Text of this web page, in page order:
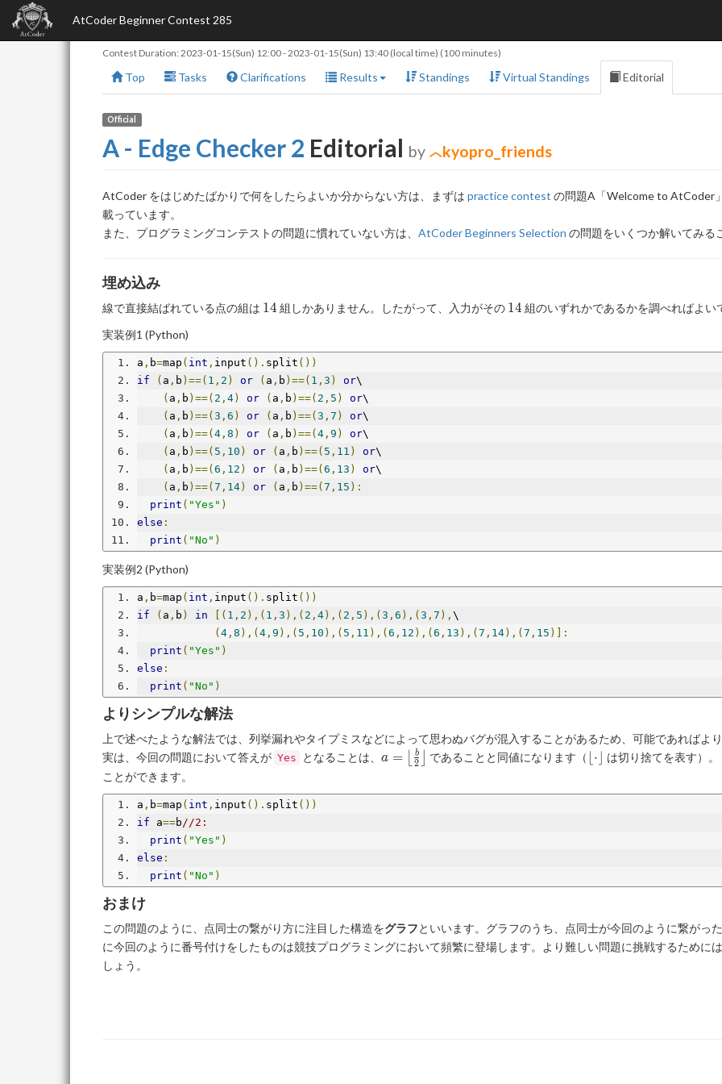
AtCoder Beginner Contest 285
Contest Duration: 2023-01-15(Sun) 12:00-2023-01-15(Sun) 13:40 (local time) (100 minutes)
Top Tasks Clarifications Results Standings Virtual Standings Editorial
Official
A - Edge Checker 2 Editorial by kyopro_friends
AtCoder をはじめたばかりで何をしたらよいか分からない方は、まずは practice contest の問題A「Welcome to AtCoder
載っています。
また、プログラミングコンテストの問題に慣れていない方は、 AtCoder Beginners Selection の問題をいくつか解いてみる
埋め込み
線で直接結ばれている点の組は 14
14 組しかありません。したがって、入力がその 14
14 組のいずれかであるかを調べればよい
実装例1 (Python)
a , b=map ( int , input (). split ())
if
( a , b )==( 1 , 2 ) or ( a , b )==( 1 , 3 ) or\
( a , b )==( 2 , 4) or ( a , b )==( 2 , 5 ) or\
( a , b )==( 3 , 6 ) or ( a , b )==( 3 , 7 ) or\
( a , b )==( 4 , 8 ) or ( a , b )==( 4 , 9 ) or\
( a , b )==( 5 , 10 ) or ( a , b )==( 5 , 11 ) or\
( a , b )==( 6 , 12 ) or ( a , b )==( 6 , 13 ) or\
( a , b )==( 7 , 14) or ( a , b )==( 7 , 15 ):
print ( "Yes" )
else :
print ( "No" )
実装例2 (Python)
a , b=map ( int , input (). split ())
if
( a , b ) in [( 1 , 2 ),( 1 , 3 ),( 2 , 4),( 2 , 5 ),( 3 , 6 ),( 3 , 7 ), \
( 4 , 8 ),( 4 , 9 ),( 5 , 10 ),( 5 , 11 ),( 6 , 12 ),( 6 , 13 ),( 7 , 14),( 7 , 15 )]:
print ( "Yes" )
else :
print ( "No" )
よりシンプルな解法
上で述べたような解法では、列挙漏れやタイプミスなどによって思わぬバグが混入することがあるため、可能であればよ
実は、今回の問題において答えが Yes となることは、 a=\left\lfloor\frac{b}
a = 2
b であることと同値になります（ \lfloor
⋅
は切り捨てを表す）
ことができます。
a , b=map ( int , input (). split ())
if a==b//2:
print ( "Yes" )
else :
print ( "No" )
おまけ
この問題のように、点同士の繋がり方に注目した構造をグラフといいます。グラフのうち、点同士が今回のように繋がっ
に今回のように番号付けをしたものは競技プログラミングにおいて頻繁に登場します。より難しい問題に挑戦するために
しょう。